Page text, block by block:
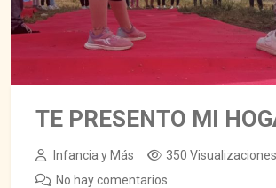
TE PRESENTO MI
Infancia y Más
350 Visualizaciones
No hay comentarios